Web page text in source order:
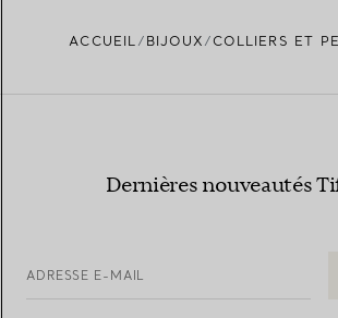
ACCUEIL BIJOUX COLLIERS ET
Dernières nouveautés
ADRESSE E-MAIL